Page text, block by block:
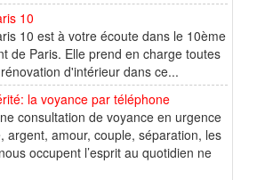
10
10 est à votre écoute dans le 10ème
de Paris. Elle prend en charge toutes
d'intérieur dans ce...
la voyance par téléphone
consultation de voyance en urgence
argent, amour, couple, séparation, les
occupent l’esprit au quotidien ne